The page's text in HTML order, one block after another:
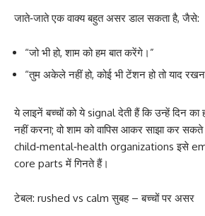
जाते‑जाते एक वाक्य बहुत असर डाल सकता है, जैसे:
“जो भी हो, शाम को हम बात करेंगे।”
“तुम अकेले नहीं हो, कोई भी टेंशन हो तो याद
ये लाइनें बच्चों को ये signal देती हैं कि उन्हें दिन
नहीं करना; वो शाम को वापिस आकर साझा कर सकते
child‑mental‑health organizations इसे
core parts में गिनते हैं।
टेबल: rushed vs calm सुबह – बच्चों पर असर